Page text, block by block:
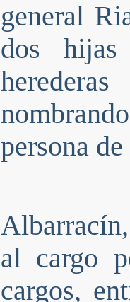
general
dos hijas
persona
al cargo
cargos,